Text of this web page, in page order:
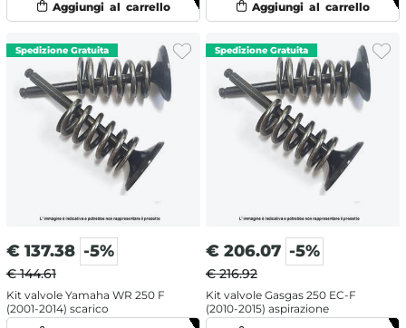
€ 137.38 -5%
€ 144.61
Kit valvole Yamaha WR 250 F
(2001-2014) scarico
€ 206.07 -5%
€ 216.92
Kit valvole Gasgas 250 EC-F
(2010-2015) aspirazione